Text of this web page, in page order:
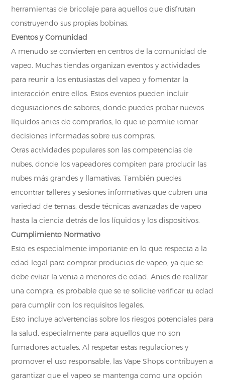
herramientas de bricolaje para aquellos que disfrutan
construyendo sus propias bobinas.
Eventos y Comunidad
A menudo se convierten en centros de la comunidad de
vapeo. Muchas tiendas organizan eventos y actividades
para reunir a los entusiastas del vapeo y fomentar la
interacción entre ellos. Estos eventos pueden incluir
degustaciones de sabores, donde puedes probar nuevos
líquidos antes de comprarlos, lo que te permite tomar
decisiones informadas sobre tus compras.
Otras actividades populares son las competencias de
nubes, donde los vapeadores compiten para producir las
nubes más grandes y llamativas. También puedes
encontrar talleres y sesiones informativas que cubren una
variedad de temas, desde técnicas avanzadas de vapeo
hasta la ciencia detrás de los líquidos y los dispositivos.
Cumplimiento Normativo
Esto es especialmente importante en lo que respecta a la
edad legal para comprar productos de vapeo, ya que se
debe evitar la venta a menores de edad. Antes de realizar
una compra, es probable que se te solicite verificar tu edad
para cumplir con los requisitos legales.
Esto incluye advertencias sobre los riesgos potenciales para
la salud, especialmente para aquellos que no son
fumadores actuales. Al respetar estas regulaciones y
promover el uso responsable, las Vape Shops contribuyen a
garantizar que el vapeo se mantenga como una opción